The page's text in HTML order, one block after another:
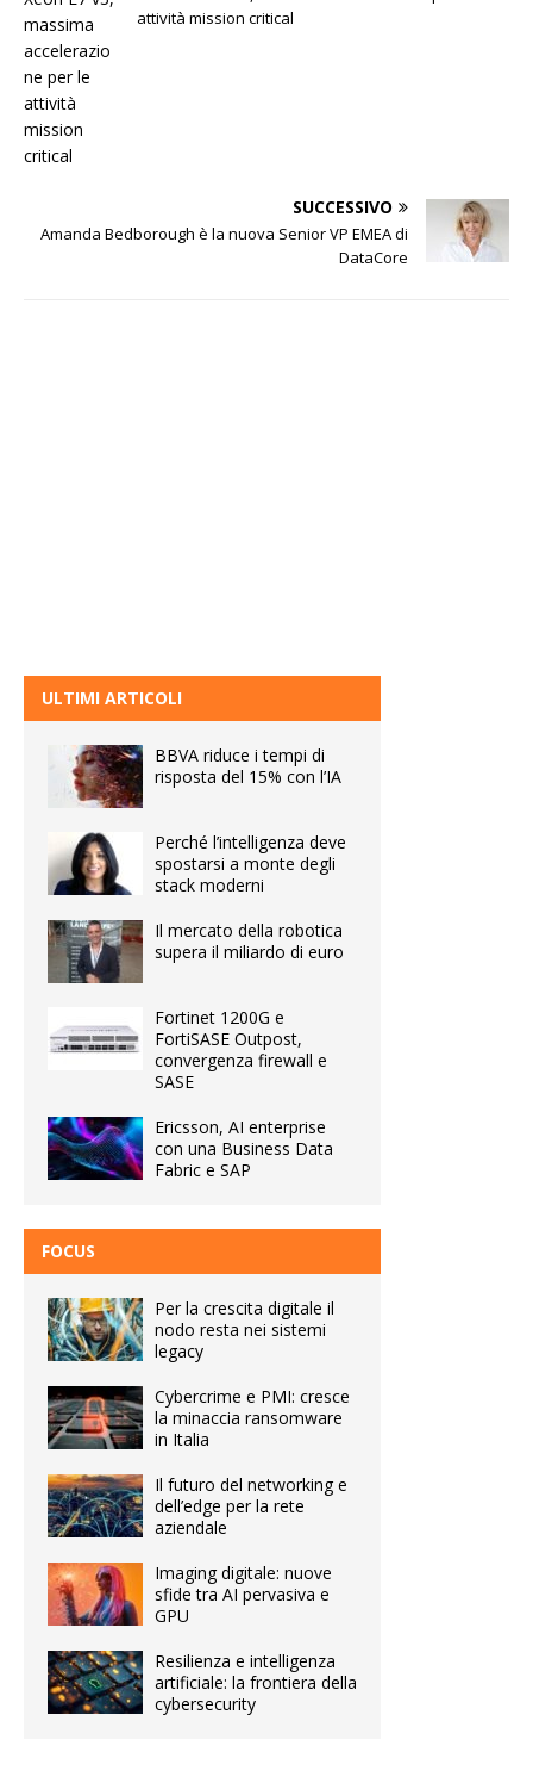
attività mission critical
SUCCESSIVO
Amanda Bedborough è la nuova Senior VP EMEA di
DataCore
ULTIMI ARTICOLI
BBVA riduce i tempi di
risposta del 15% con l’IA
Perché l’intelligenza deve
spostarsi a monte degli
stack moderni
Il mercato della robotica
supera il miliardo di euro
Fortinet 1200G e
FortiSASE Outpost,
convergenza firewall e
SASE
Ericsson, AI enterprise
con una Business Data
Fabric e SAP
FOCUS
Per la crescita digitale il
nodo resta nei sistemi
legacy
Cybercrime e PMI: cresce
la minaccia ransomware
in Italia
Il futuro del networking e
dell’edge per la rete
aziendale
Imaging digitale: nuove
sfide tra AI pervasiva e
GPU
Resilienza e intelligenza
artificiale: la frontiera della
cybersecurity